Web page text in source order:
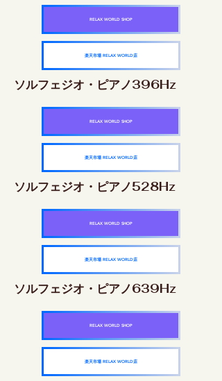
RELAX WORLD SHOP
楽天市場 RELAX WORLD店
ソルフェジオ・ピアノ396Hz
RELAX WORLD SHOP
楽天市場 RELAX WORLD店
ソルフェジオ・ピアノ528Hz
RELAX WORLD SHOP
楽天市場 RELAX WORLD店
ソルフェジオ・ピアノ639Hz
RELAX WORLD SHOP
楽天市場 RELAX WORLD店